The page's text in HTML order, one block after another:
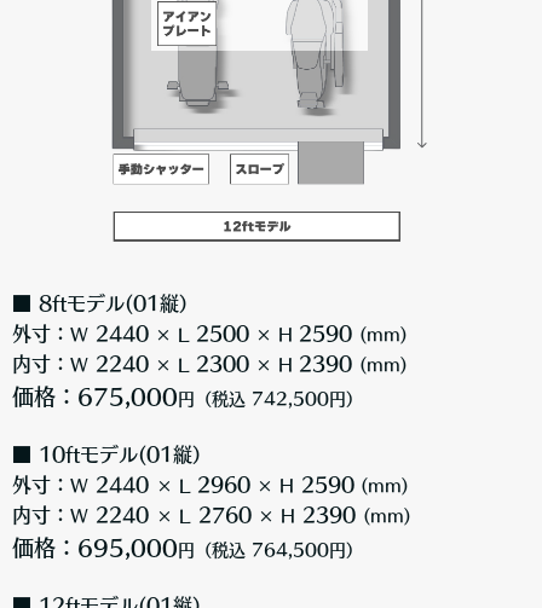
■ 8ftモデル(01縦）
外寸： W 2440 × L 2500 × H 2590 (mm)
内寸： W 2240 × L 2300 × H 2390 (mm)
価格：675,000円（税込 742,500円）
■ 10ftモデル(01縦）
外寸： W 2440 × L 2960 × H 2590 (mm)
内寸： W 2240 × L 2760 × H 2390 (mm)
価格：695,000円（税込 764,500円）